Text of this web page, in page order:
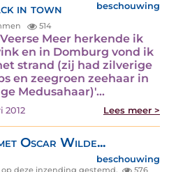
in town beschouwing
514
Meer herkende ik
en in Domburg vond ik
strand (zij had zilverige
en zeegroen zeehaar in
Medusahaar)'…
2012 Lees meer >
Oscar Wilde...
beschouwing
deze inzending gestemd. 576